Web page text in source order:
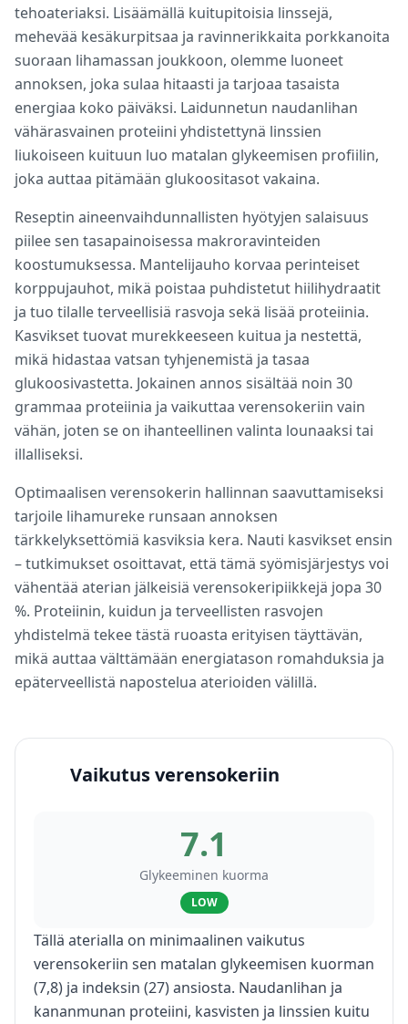
tehoateriaksi. Lisäämällä kuitupitoisia linssejä,
mehevää kesäkurpitsaa ja ravinnerikkaita porkkanoita
suoraan lihamassan joukkoon, olemme luoneet
annoksen, joka sulaa hitaasti ja tarjoaa tasaista
energiaa koko päiväksi. Laidunnetun naudanlihan
vähärasvainen proteiini yhdistettynä linssien
liukoiseen kuituun luo matalan glykeemisen profiilin,
joka auttaa pitämään glukoositasot vakaina.
Reseptin aineenvaihdunnallisten hyötyjen salaisuus
piilee sen tasapainoisessa makroravinteiden
koostumuksessa. Mantelijauho korvaa perinteiset
korppujauhot, mikä poistaa puhdistetut hiilihydraatit
ja tuo tilalle terveellisiä rasvoja sekä lisää proteiinia.
Kasvikset tuovat murekkeeseen kuitua ja nestettä,
mikä hidastaa vatsan tyhjenemistä ja tasaa
glukoosivastetta. Jokainen annos sisältää noin 30
grammaa proteiinia ja vaikuttaa verensokeriin vain
vähän, joten se on ihanteellinen valinta lounaaksi tai
illalliseksi.
Optimaalisen verensokerin hallinnan saavuttamiseksi
tarjoile lihamureke runsaan annoksen
tärkkelyksettömiä kasviksia kera. Nauti kasvikset ensin
– tutkimukset osoittavat, että tämä syömisjärjestys voi
vähentää aterian jälkeisiä verensokeripiikkejä jopa 30
%. Proteiinin, kuidun ja terveellisten rasvojen
yhdistelmä tekee tästä ruoasta erityisen täyttävän,
mikä auttaa välttämään energiatason romahduksia ja
epäterveellistä napostelua aterioiden välillä.
Vaikutus verensokeriin
7.1
Glykeeminen kuorma
LOW
Tällä aterialla on minimaalinen vaikutus
verensokeriin sen matalan glykeemisen kuorman
(7,8) ja indeksin (27) ansiosta. Naudanlihan ja
kananmunan proteiini, kasvisten ja linssien kuitu